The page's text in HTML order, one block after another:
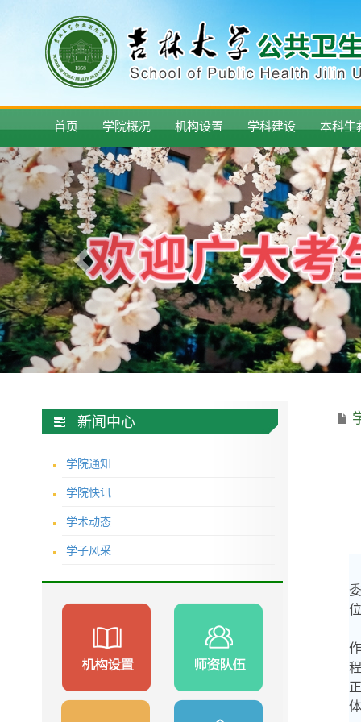
首页 学院概况 机构设置 学科建设 本科生
新闻中心
学院通知
学院快讯
学术动态
学子风采